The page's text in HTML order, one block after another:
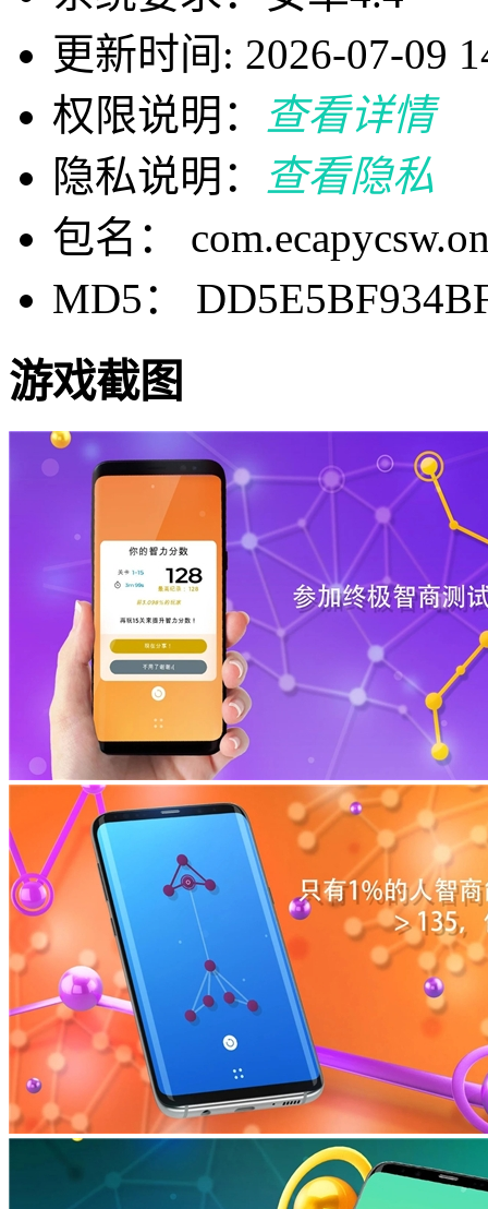
更新时间: 2026-07-09
权限说明：
查看详情
隐私说明：
查看隐私
包名：
MD5：
游戏截图